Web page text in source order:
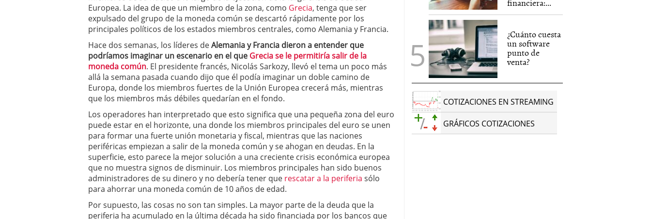
Europea. La idea de que un miembro de la zona, como Grecia, tenga que ser
expulsado del grupo de la moneda común se descartó rápidamente por los
principales políticos de los estados miembros centrales, como Alemania y Francia.
Hace dos semanas, los líderes deAlemania y Francia dieron a entender que
podríamos imaginar un escenario en el que Grecia se le permitiría salir de la
moneda común. El presidente francés, Nicolás Sarkozy, llevó el tema un poco más
allá la semana pasada cuando dijo que él podía imaginar un doble camino de
Europa, donde los miembros fuertes de la Unión Europea crecerá más, mientras
que los miembros más débiles quedarían en el fondo.
Los operadores han interpretado que esto significa que una pequeña zona del euro
puede estar en el horizonte, una donde los miembros principales del euro se unen
para formar una fuerte unión monetaria y fiscal, mientras que las naciones
periféricas empiezan a salir de la moneda común y se ahogan en deudas. En la
superficie, esto parece la mejor solución a una creciente crisis económica europea
que no muestra signos de disminuir. Los miembros principales han sido buenos
administradores de su dinero y no debería tener que rescatar a la periferia sólo
para ahorrar una moneda común de 10 años de edad.
Por supuesto, las cosas no son tan simples. La mayor parte de la deuda que la
periferia ha acumulado en la última década ha sido financiada por los bancos que
financiera:...
¿Cuánto cuesta
un software
punto de
venta?
COTIZACIONES EN STREAMING
GRÁFICOS COTIZACIONES